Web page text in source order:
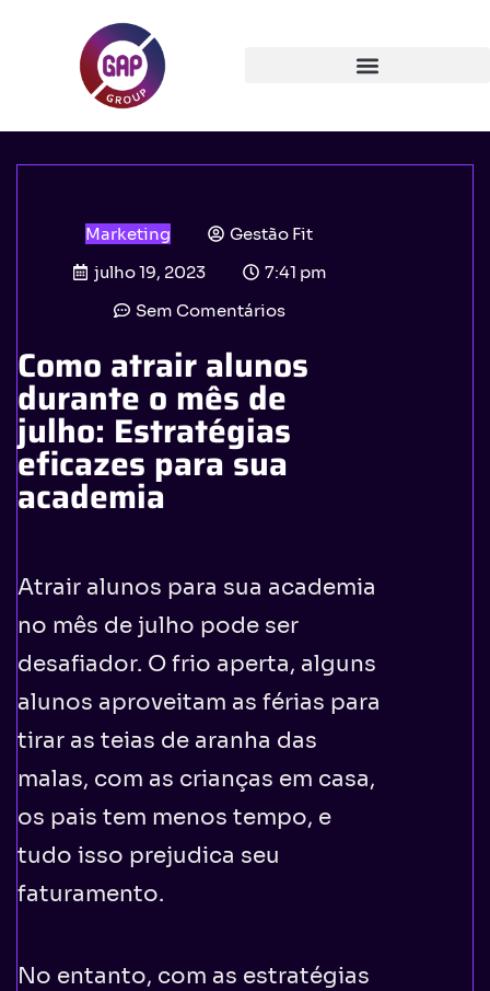
Marketing
Gestão Fit
julho 19, 2023
7:41 pm
Sem Comentários
Como atrair alunos
durante o mês de
julho: Estratégias
eficazes para sua
academia
Atrair alunos para sua academia
no mês de julho pode ser
desafiador. O frio aperta, alguns
alunos aproveitam as férias para
tirar as teias de aranha das
malas, com as crianças em casa,
os pais tem menos tempo, e
tudo isso prejudica seu
faturamento.
No entanto, com as estratégias